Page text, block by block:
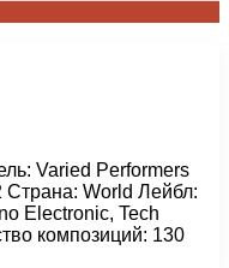
Varied Performers
Страна: World Лейбл:
Electronic, Tech
композиций: 130